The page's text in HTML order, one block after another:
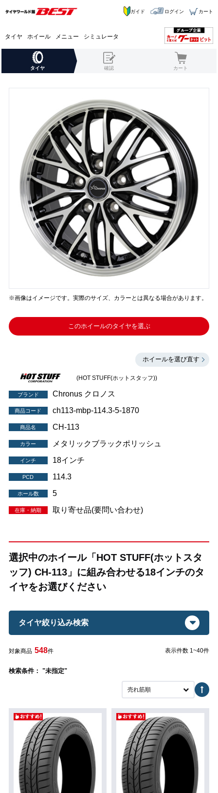
タイヤ ホイール メニュー シミュレータ
ガイド ログイン カート
タイヤ 確認 カート
※画像はイメージです。実際のサイズ、カラーとは異なる場合があります。
このホイールのタイヤを選ぶ
ホイールを選び直す
(HOT STUFF(ホットスタッフ))
ブランド Chronus クロノス
商品コード ch113-mbp-114.3-5-1870
商品名 CH-113
カラー メタリックブラックポリッシュ
インチ 18インチ
PCD 114.3
ホール数 5
在庫・納期 取り寄せ品(要問い合わせ)
選択中のホイール「HOT STUFF(ホットスタ
ッフ) CH-113」に組み合わせる18インチのタ
イヤをお選びください
タイヤ絞り込み検索
対象商品 548件 表示件数 1~40件
検索条件： "未指定"
売れ筋順